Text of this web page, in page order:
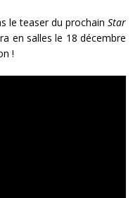
le teaser du prochain Star
en salles le 18 décembre
!